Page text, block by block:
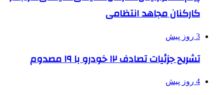
کارکنان مجاهد انتظامی
3 روز پیش
تشریح جزئیات تصادف ۱۲ خودرو با ۱۹ مصدوم
4 روز پیش